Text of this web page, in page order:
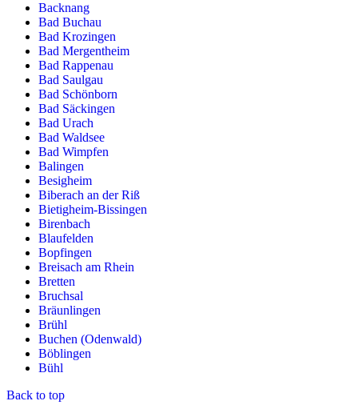
Backnang
Bad Buchau
Bad Krozingen
Bad Mergentheim
Bad Rappenau
Bad Saulgau
Bad Schönborn
Bad Säckingen
Bad Urach
Bad Waldsee
Bad Wimpfen
Balingen
Besigheim
Biberach an der Riß
Bietigheim-Bissingen
Birenbach
Blaufelden
Bopfingen
Breisach am Rhein
Bretten
Bruchsal
Bräunlingen
Brühl
Buchen (Odenwald)
Böblingen
Bühl
Back to top